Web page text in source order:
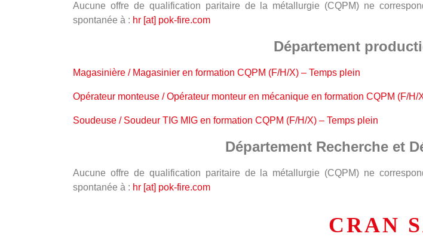
Aucune offre de qualification paritaire de la métallurgie (CQPM) ne
spontanée à : hr [at] pok-fire.com
Département
Magasinière / Magasinier en formation CQPM (F/H/X) – Temps plein
Opérateur monteuse / Opérateur monteur en mécanique en formation CQPM (F/H/
Soudeuse / Soudeur TIG MIG en formation CQPM (F/H/X) – Temps plein
Département Recherche et
Aucune offre de qualification paritaire de la métallurgie (CQPM) ne
spontanée à : hr [at] pok-fire.com
CRAN